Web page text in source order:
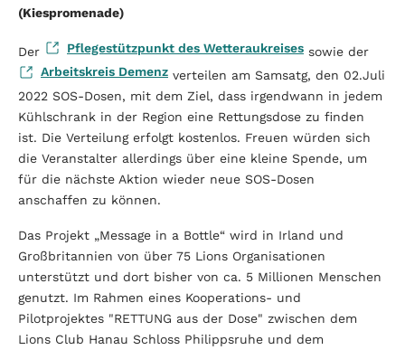
(Kiespromenade)
Der Pflegestützpunkt des Wetteraukreises sowie der
Arbeitskreis Demenz verteilen am Samsatg, den 02.Juli
2022 SOS-Dosen, mit dem Ziel, dass irgendwann in jedem
Kühlschrank in der Region eine Rettungsdose zu finden
ist. Die Verteilung erfolgt kostenlos. Freuen würden sich
die Veranstalter allerdings über eine kleine Spende, um
für die nächste Aktion wieder neue SOS-Dosen
anschaffen zu können.
Das Projekt „Message in a Bottle“ wird in Irland und
Großbritannien von über 75 Lions Organisationen
unterstützt und dort bisher von ca. 5 Millionen Menschen
genutzt. Im Rahmen eines Kooperations- und
Pilotprojektes "RETTUNG aus der Dose" zwischen dem
Lions Club Hanau Schloss Philippsruhe und dem